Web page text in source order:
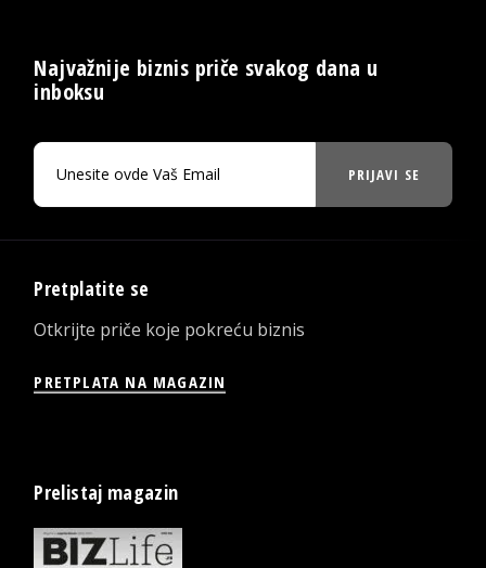
Najvažnije biznis priče svakog dana u
inboksu
PRIJAVI SE
Pretplatite se
Otkrijte priče koje pokreću biznis
PRETPLATA NA MAGAZIN
Prelistaj magazin